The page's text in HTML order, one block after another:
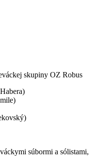
skupiny OZ Robus
súbormi a sólistami,